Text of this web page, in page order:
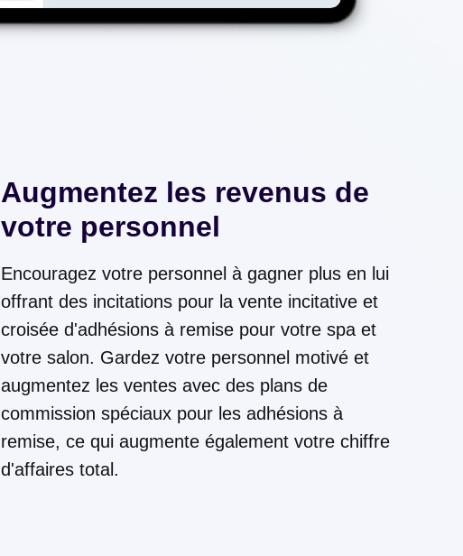
Augmentez les revenus de
votre personnel
Encouragez votre personnel à gagner plus en lui
offrant des incitations pour la vente incitative et
croisée d'adhésions à remise pour votre spa et
votre salon. Gardez votre personnel motivé et
augmentez les ventes avec des plans de
commission spéciaux pour les adhésions à
remise, ce qui augmente également votre chiffre
d'affaires total.